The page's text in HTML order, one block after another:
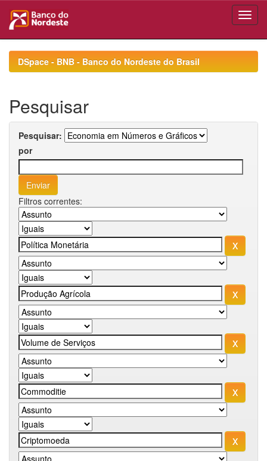
navigationDSpace - BNB - Banco do Nordeste do Brasil
Pesquisar
Pesquisar:
por
Filtros correntes: